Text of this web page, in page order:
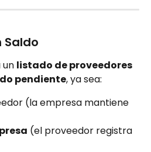
Saldo
un listado de proveedores
pendiente, ya sea:
(la empresa mantiene
(el proveedor registra